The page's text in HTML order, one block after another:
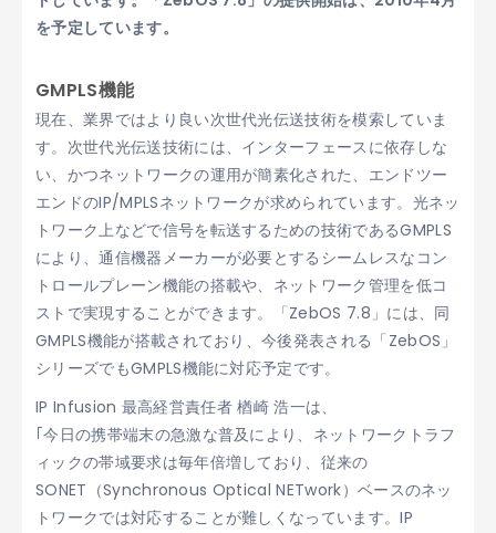
を予定しています。
GMPLS機能
現在、業界ではより良い次世代光伝送技術を模索していま
す。次世代光伝送技術には、インターフェースに依存しな
い、かつネットワークの運用が簡素化された、エンドツー
エンドのIP/MPLSネットワークが求められています。光ネッ
トワーク上などで信号を転送するための技術であるGMPLS
により、通信機器メーカーが必要とするシームレスなコン
トロールプレーン機能の搭載や、ネットワーク管理を低コ
ストで実現することができます。「ZebOS 7.8」には、同
GMPLS機能が搭載されており、今後発表される「ZebOS」
シリーズでもGMPLS機能に対応予定です。
IP Infusion 最高経営責任者 楢崎 浩一は、
｢今日の携帯端末の急激な普及により、ネットワークトラフ
ィックの帯域要求は毎年倍増しており、従来の
SONET（Synchronous Optical NETwork）ベースのネッ
トワークでは対応することが難しくなっています。IP